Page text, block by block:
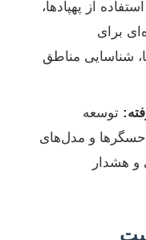
استفاده از پهپادها،
برای
شناسایی مناطق
توسعه
حسگرها و مدل‌های
هشدار